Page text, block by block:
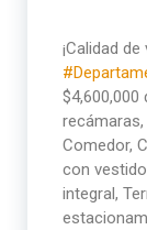
¡Calidad
$4,600,000
Comedor,
con
integral,